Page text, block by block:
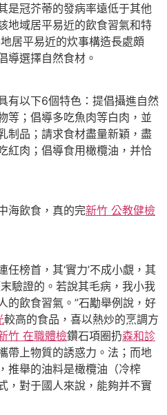
是冠芥蒂的發病率遠低于其他
地域居平易近的飲食習氣和特
居平易近的炊事構造長處頗
導選擇自然食材。
以下6個特色：提倡攝進自然
等；倡導多吃魚肉等白肉，並
制品；請求食材盡量新穎，盡
紅肉；倡導食用橄欖油，并恰
飲食，真的完新竹 公教健檢
榜首，其‘實力’不成小覷，其
驗證的。若說其毛病，我小我
的飲食習氣。”石勱舉例說，好
較高的食品，喜以熱炒的烹調方
竹 在職體檢鑽石項圈扔森和診
帶上物質的誘惑力。法；而地
推舉的油料是橄欖油（冷榨
，對于國人來說，能夠并不實